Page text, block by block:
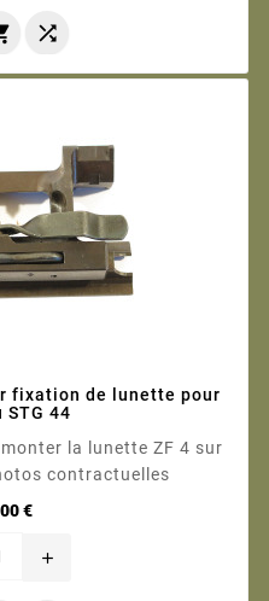

fixation de lunette pour
STG 44
la lunette ZF 4 sur
43 ou MP 44 Photos contractuelles
€Prix
add